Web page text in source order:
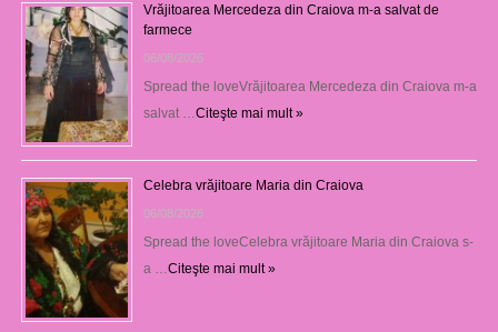
Vrăjitoarea Mercedeza din Craiova m-a salvat de
farmece
06/08/2026
Spread the loveVrăjitoarea Mercedeza din Craiova m-a
salvat … Citeşte mai mult »
Celebra vrăjitoare Maria din Craiova
06/08/2026
Spread the loveCelebra vrăjitoare Maria din Craiova s-
a … Citeşte mai mult »